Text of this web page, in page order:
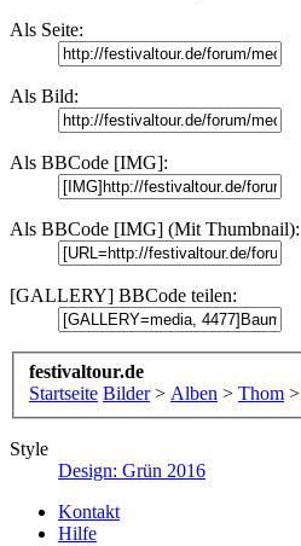
Als Seite:
Als Bild:
Als BBCode [IMG]:
Als BBCode [IMG] (Mit Thumbnail):
[GALLERY] BBCode teilen:
festivaltour.de
Startseite Bilder > Alben > Thom >
Style
Design: Grün 2016
Kontakt
Hilfe